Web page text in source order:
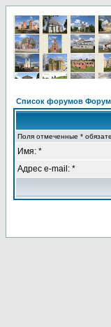
Список форумов Форум
Поля отмеченные *
Имя: *
Адрес e-mail: *